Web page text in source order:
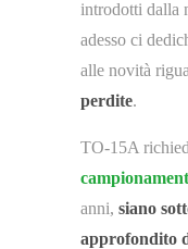
introdotti dalla
adesso ci
alle novità
perdite.
TO-15A
anni, siano
approfondito